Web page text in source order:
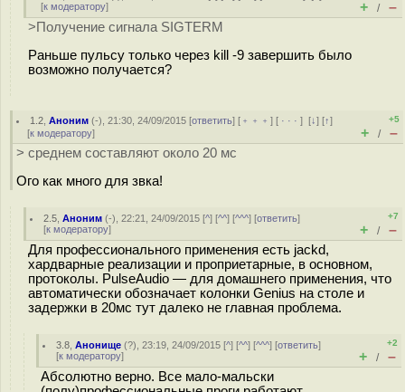
[к модератору] + / –
>Получение сигнала SIGTERM
Раньше пульсу только через kill -9 завершить было
возможно получается?
1.2 ,Аноним (-), 21:30, 24/09/2015 [ответить] [ ﹢﹢﹢] [ · · ·][↓] [↑]
[к модератору]
+5
+ / –
> среднем составляют около 20 мс
Ого как много для звка!
2.5 ,Аноним (-), 22:21, 24/09/2015 [^] [^^] [^^^] [ответить]
[к модератору]
+7
+ / –
Для профессионального применения есть jackd,
хардварные реализации и проприетарные, в основном,
протоколы. PulseAudio — для домашнего применения, что
автоматически обозначает колонки Genius на столе и
задержки в 20мс тут далеко не главная проблема.
3.8 ,Анонище (?), 23:19, 24/09/2015 [^] [^^] [^^^] [ответить]
[к модератору]
+2
+ / –
Абсолютно верно. Все мало-мальски